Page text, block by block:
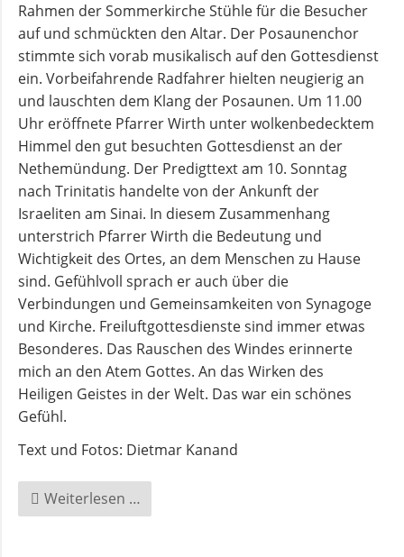
Rahmen der Sommerkirche Stühle für die Besucher
auf und schmückten den Altar. Der Posaunenchor
stimmte sich vorab musikalisch auf den Gottesdienst
ein. Vorbeifahrende Radfahrer hielten neugierig an
und lauschten dem Klang der Posaunen. Um 11.00
Uhr eröffnete Pfarrer Wirth unter wolkenbedecktem
Himmel den gut besuchten Gottesdienst an der
Nethemündung. Der Predigttext am 10. Sonntag
nach Trinitatis handelte von der Ankunft der
Israeliten am Sinai. In diesem Zusammenhang
unterstrich Pfarrer Wirth die Bedeutung und
Wichtigkeit des Ortes, an dem Menschen zu Hause
sind. Gefühlvoll sprach er auch über die
Verbindungen und Gemeinsamkeiten von Synagoge
und Kirche. Freiluftgottesdienste sind immer etwas
Besonderes. Das Rauschen des Windes erinnerte
mich an den Atem Gottes. An das Wirken des
Heiligen Geistes in der Welt. Das war ein schönes
Gefühl.
Text und Fotos: Dietmar Kanand
Weiterlesen …
Sommerkirche